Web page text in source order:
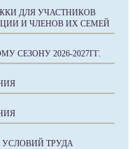
ДЛЯ УЧАСТНИКОВ
И ЧЛЕНОВ ИХ СЕМЕЙ
СЕЗОНУ 2026-2027ГГ.
ТРУДА